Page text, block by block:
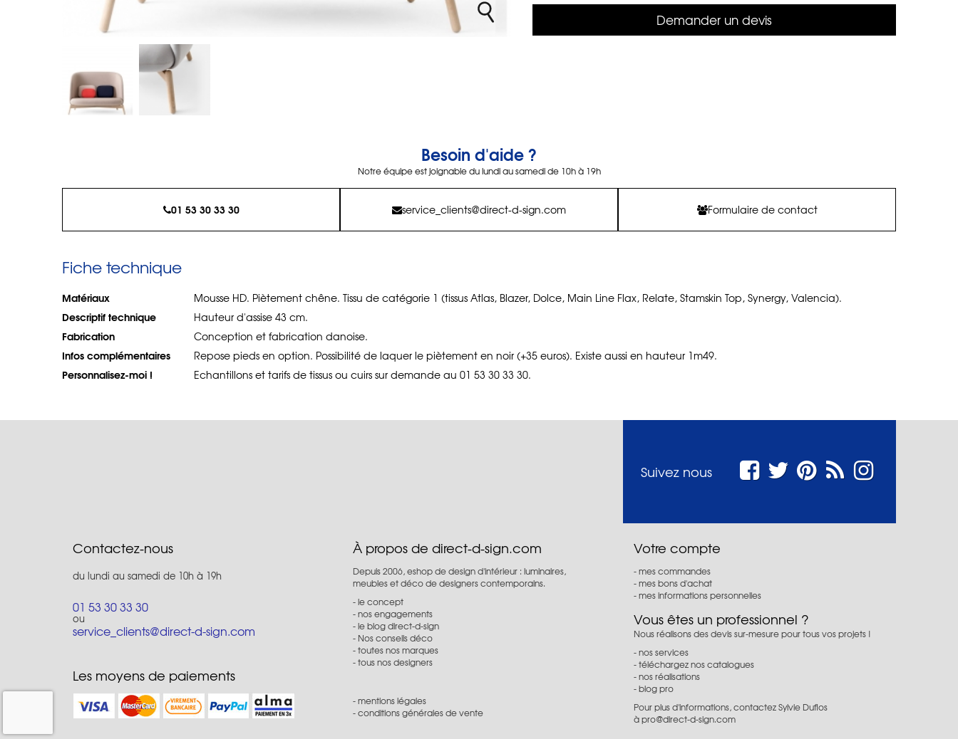
Demander un devis
Besoin d'aide ?
Notre équipe est joignable du lundi au samedi de 10h à 19h
01 53 30 33 30 service_clients@direct-d-sign.com Formulaire de contact
Fiche technique
Matériaux Mousse HD. Piètement chêne. Tissu de catégorie 1 (tissus Atlas, Blazer, Dolce, Main Line Flax, Relate, Stamskin Top, Synergy, Valencia).
Descriptif technique Hauteur d'assise 43 cm.
Fabrication Conception et fabrication danoise.
Infos complémentaires Repose pieds en option. Possibilité de laquer le piètement en noir (+35 euros). Existe aussi en hauteur 1m49.
Personnalisez-moi ! Echantillons et tarifs de tissus ou cuirs sur demande au 01 53 30 33 30.
Suivez nous
Contactez-nous
du lundi au samedi de 10h à 19h
01 53 30 33 30
ou
service_clients@direct-d-sign.com
Les moyens de paiements
À propos de direct-d-sign.com
Depuis 2006, eshop de design d'intérieur : luminaires,
meubles et déco de designers contemporains.
le concept
nos engagements
le blog direct-d-sign
Nos conseils déco
toutes nos marques
tous nos designers
mentions légales
conditions générales de vente
Votre compte
mes commandes
mes bons d'achat
mes informations personnelles
Vous êtes un professionnel ?
Nous réalisons des devis sur-mesure pour tous vos projets !
nos services
téléchargez nos catalogues
nos réalisations
blog pro
Pour plus d'informations, contactez Sylvie Duflos
àpro@direct-d-sign.com